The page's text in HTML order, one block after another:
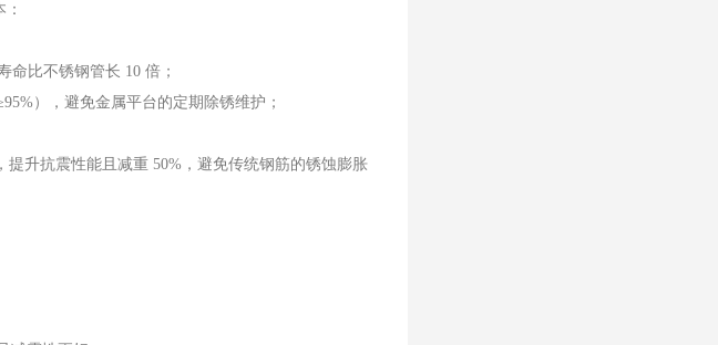
比不锈钢管长 10 倍；
），避免金属平台的定期除锈维护；
升抗震性能且减重 50%，避免传统钢筋的锈蚀膨胀